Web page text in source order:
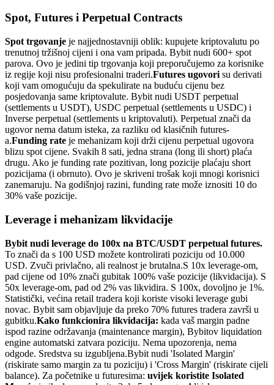
Spot, Futures i Perpetual Contracts
Spot trgovanje je najjednostavniji oblik: kupujete kriptovalutu po
trenutnoj tržišnoj cijeni i ona vam pripada. Bybit nudi 600+ spot
parova. Ovo je jedini tip trgovanja koji preporučujemo za korisnike
iz regije koji nisu profesionalni traderi.Futures ugovori su derivati
koji vam omogućuju da spekulirate na buduću cijenu bez
posjedovanja same kriptovalute. Bybit nudi USDT perpetual
(settlements u USDT), USDC perpetual (settlements u USDC) i
Inverse perpetual (settlements u kriptovaluti). Perpetual znači da
ugovor nema datum isteka, za razliku od klasičnih futures-
a.Funding rate je mehanizam koji drži cijenu perpetual ugovora
blizu spot cijene. Svakih 8 sati, jedna strana (long ili short) plaća
drugu. Ako je funding rate pozitivan, long pozicije plaćaju short
pozicijama (i obrnuto). Ovo je skriveni trošak koji mnogi korisnici
zanemaruju. Na godišnjoj razini, funding rate može iznositi 10 do
30% vaše pozicije.
Leverage i mehanizam likvidacije
Bybit nudi leverage do 100x na BTC/USDT perpetual futures.
To znači da s 100 USD možete kontrolirati poziciju od 10.000
USD. Zvuči privlačno, ali realnost je brutalna.S 10x leverage-om,
pad cijene od 10% znači gubitak 100% vaše pozicije (likvidacija). S
50x leverage-om, pad od 2% vas likvidira. S 100x, dovoljno je 1%.
Statistički, većina retail tradera koji koriste visoki leverage gubi
novac. Bybit sam objavljuje da preko 70% futures tradera završi u
gubitku.Kako funkcionira likvidacija: kada vaš margin padne
ispod razine održavanja (maintenance margin), Bybitov liquidation
engine automatski zatvara poziciju. Nema upozorenja, nema
odgode. Sredstva su izgubljena.Bybit nudi 'Isolated Margin'
(riskirate samo margin za tu poziciju) i 'Cross Margin' (riskirate cijeli
balance). Za početnike u futuresima: uvijek koristite Isolated